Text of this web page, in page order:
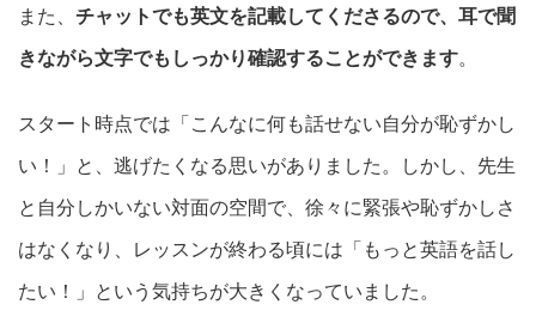
また、 チャットでも英文を記載してくださるので、耳で聞
きながら文字でもしっかり確認することができます。
スタート時点では「こんなに何も話せない自分が恥ずかし
い！」と、逃げたくなる思いがありました。しかし、先生
と自分しかいない対面の空間で、徐々に緊張や恥ずかしさ
はなくなり、レッスンが終わる頃には「もっと英語を話し
たい！」という気持ちが大きくなっていました。